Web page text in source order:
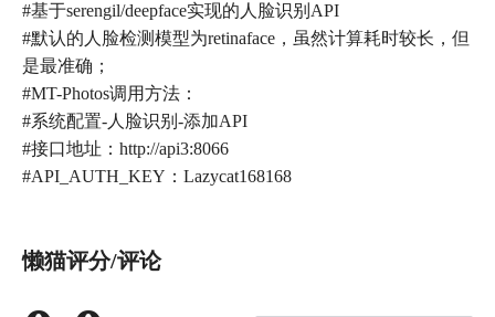
#基于serengil/deepface实现的人脸识别API
#默认的人脸检测模型为retinaface，虽然计算耗时较长，但
是最准确；
#MT-Photos调用方法：
#系统配置-人脸识别-添加API
#接口地址：http://api3:8066
#API_AUTH_KEY：Lazycat168168
懒猫评分/评论